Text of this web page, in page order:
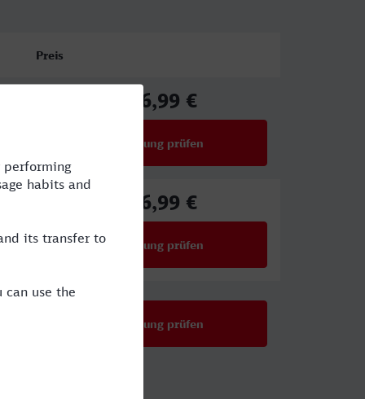
Preis
126,99 €
Verbindung prüfen
126,99 €
Verbindung prüfen
Verbindung prüfen